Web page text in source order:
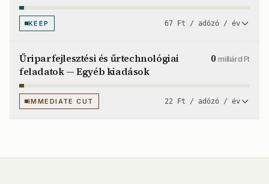
KEEP 67 Ft / adózó / év
Űriparfejlesztési és űrtechnológiai
feladatok — Egyéb kiadások
0milliárd Ft
IMMEDIATE CUT 22 Ft / adózó / év